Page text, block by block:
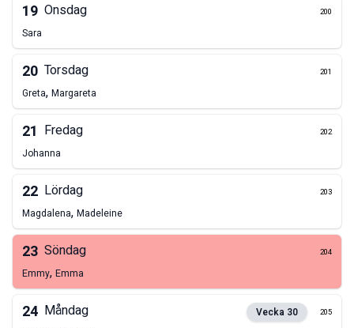
19 Onsdag 200
Sara
20 Torsdag 201
Greta, Margareta
21 Fredag 202
Johanna
22 Lördag 203
Magdalena, Madeleine
23 Söndag 204
Emmy, Emma
24 Måndag Vecka 30 205